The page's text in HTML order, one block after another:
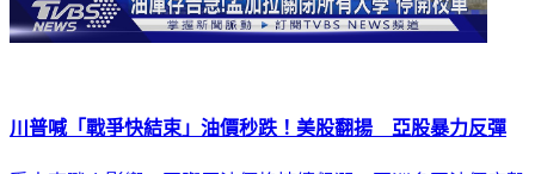
川普喊「戰爭快結束」油價秒跌！美股翻揚 亞股暴力反彈